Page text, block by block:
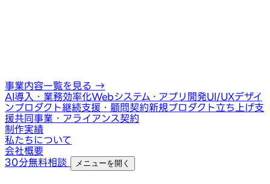
事業内容一覧を見る →
AI導入・業務効率化Webシステム・アプリ開発UI/UXデザイ
ンプロダクト継続支援・顧問契約新規プロダクト立ち上げ支
援共同事業・アライアンス契約
制作実績
私たちについて
会社概要
30分無料相談
メニューを開く